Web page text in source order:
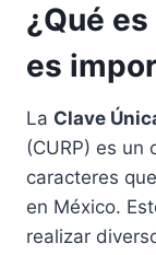
¿Qué
es
La Clave
(CURP) es un
caracteres
en México.
realizar